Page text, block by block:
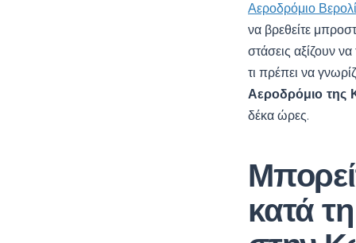
Αεροδρόμιο
να βρεθείτε
στάσεις αξίζουν
τι πρέπει να
Αεροδρόμιο της
δέκα ώρες.
κατά